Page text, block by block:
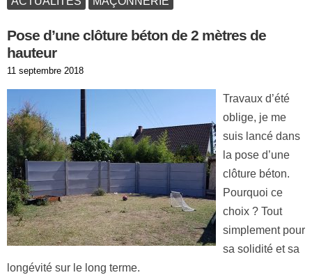
Pose d’une clôture béton de 2 mètres de
hauteur
Publié
11 septembre 2018
Travaux d’été
oblige, je me
suis lancé dans
la pose d’une
clôture béton.
Pourquoi ce
choix ? Tout
simplement pour
sa solidité et sa
longévité sur le long terme.